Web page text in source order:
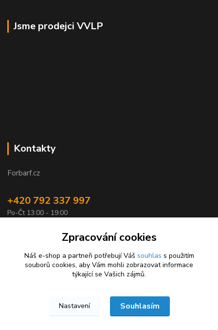
Jsme prodejci VVLP
Kontakty
Forbarf.cz
+420 792 337 997
Po-Čt 13:00 - 19:00
objednavky@forbarf.cz
Forbarf.cz © 2026
Zpracování cookies
Náš e-shop a partneři potřebují Váš souhlas s použitím
souborů cookies, aby Vám mohli zobrazovat informace
týkající se Vašich zájmů.
Nastavení Souhlasím